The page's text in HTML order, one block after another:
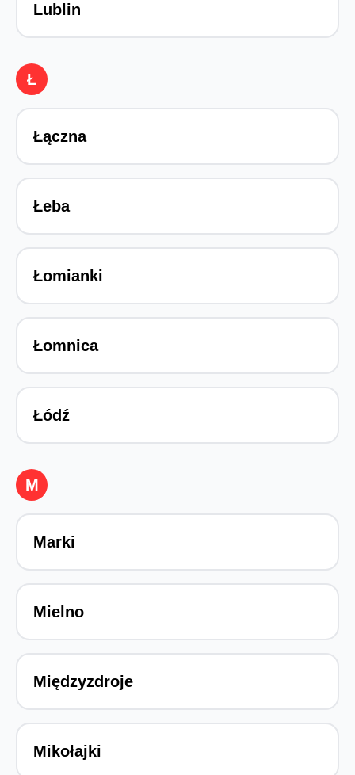
Lublin
Ł
Łączna
Łeba
Łomianki
Łomnica
Łódź
M
Marki
Mielno
Międzyzdroje
Mikołajki